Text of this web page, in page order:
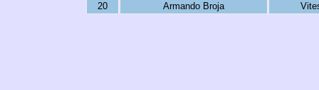
20
Armando Broja